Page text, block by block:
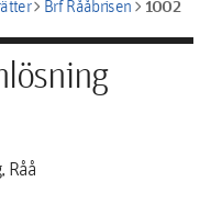
chevron_rightBrf Rååbrisenchevron_right1002
Råå